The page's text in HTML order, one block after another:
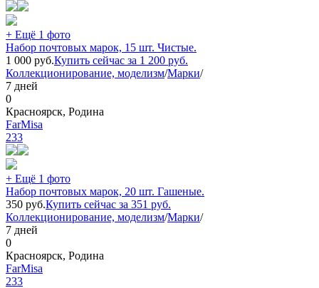
+ Ещё 1 фото
Набор почтовых марок, 15 шт. Чистые.
1 000 руб.Купить сейчас за 1 200 руб.
Коллекционирование, моделизм/Марки/
7 дней
0
Красноярск, Родина
FarMisa
233
+ Ещё 1 фото
Набор почтовых марок, 20 шт. Гашеные.
350 руб.Купить сейчас за 351 руб.
Коллекционирование, моделизм/Марки/
7 дней
0
Красноярск, Родина
FarMisa
233